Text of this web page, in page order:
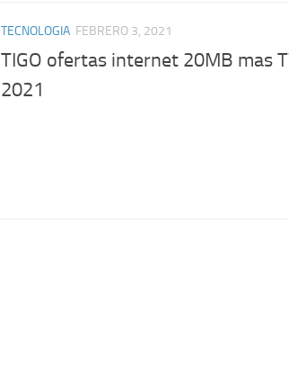
TECNOLOGIA FEBRERO 3, 2021
TIGO ofertas internet 20MB mas
2021